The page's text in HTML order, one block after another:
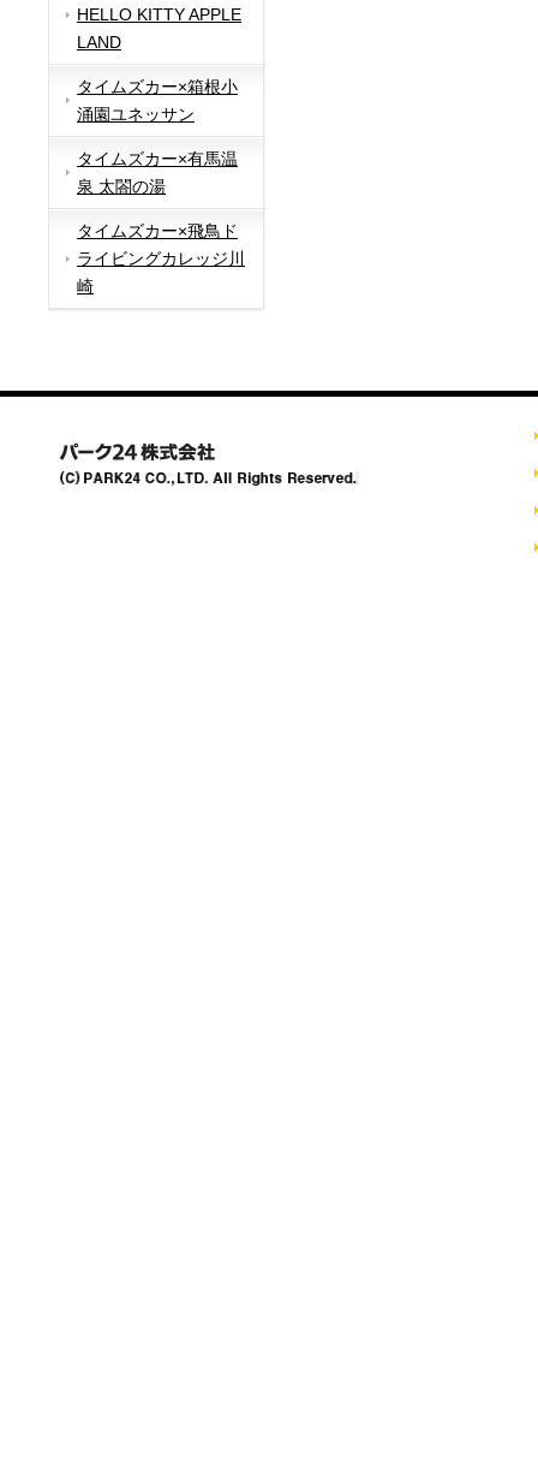
HELLO KITTY APPLE
LAND
タイムズカー×箱根小
涌園ユネッサン
タイムズカー×有馬温
泉 太閤の湯
タイムズカー×飛鳥ド
ライビングカレッジ川
崎